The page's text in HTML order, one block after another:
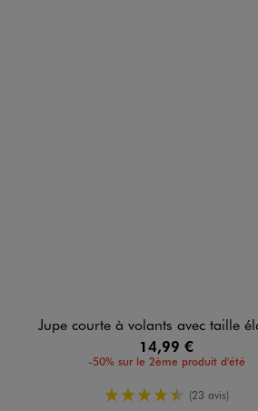
Jupe courte à volants avec taille
14,99 €
-50% sur le 2ème produit d'été
4.5/5 de moyenne
(23 avis)